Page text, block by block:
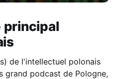
principal
de l'intellectuel polonais
grand podcast de Pologne,